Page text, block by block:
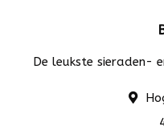
De leukste sieraden-